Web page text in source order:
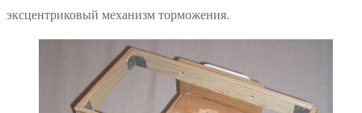
эксцентриковый механизм торможения.